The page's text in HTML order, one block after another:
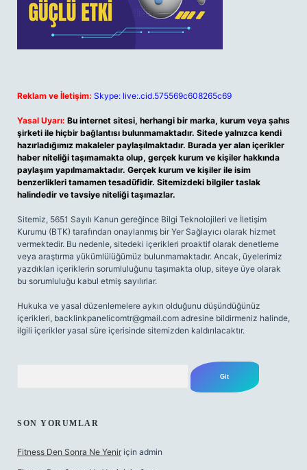
Reklam ve İletişim: Skype: live:.cid.575569c608265c69
Yasal Uyarı: Bu internet sitesi, herhangi bir marka, kurum veya şahıs
şirketi ile hiçbir bağlantısı bulunmamaktadır. Sitede yalnızca kendi
hazırladığımız makaleler paylaşılmaktadır. Burada yer alan içerikler
haber niteliği taşımamakta olup, gerçek kurum ve kişiler hakkında
paylaşım yapılmamaktadır. Gerçek kurum ve kişiler ile isim
benzerlikleri tamamen tesadüfidir. Sitemizdeki bilgiler taslak
halindedir ve tavsiye niteliği taşımazlar.
Sitemiz, 5651 Sayılı Kanun gereğince Bilgi Teknolojileri ve İletişim
Kurumu (BTK) tarafından onaylanmış bir Yer Sağlayıcı olarak hizmet
vermektedir. Bu nedenle, sitedeki içerikleri proaktif olarak denetleme
veya araştırma yükümlülüğümüz bulunmamaktadır. Ancak, üyelerimiz
yazdıkları içeriklerin sorumluluğunu taşımakta olup, siteye üye olarak
bu sorumluluğu kabul etmiş sayılırlar.
Hukuka ve yasal düzenlemelere aykırı olduğunu düşündüğünüz
içerikleri, backlinkpanelicomtr@gmail.com adresine bildirmeniz halinde,
ilgili içerikler yasal süre içerisinde sitemizden kaldırılacaktır.
SON YORUMLAR
Fitness Den Sonra Ne Yenir için admin